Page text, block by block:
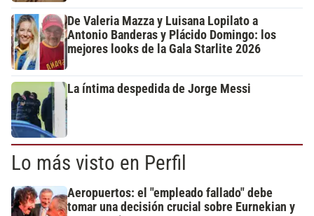
De Valeria Mazza y Luisana Lopilato a
Antonio Banderas y Plácido Domingo: los
mejores looks de la Gala Starlite 2026
La íntima despedida de Jorge Messi
Lo más visto en Perfil
Aeropuertos: el "empleado fallado" debe
tomar una decisión crucial sobre Eurnekian y